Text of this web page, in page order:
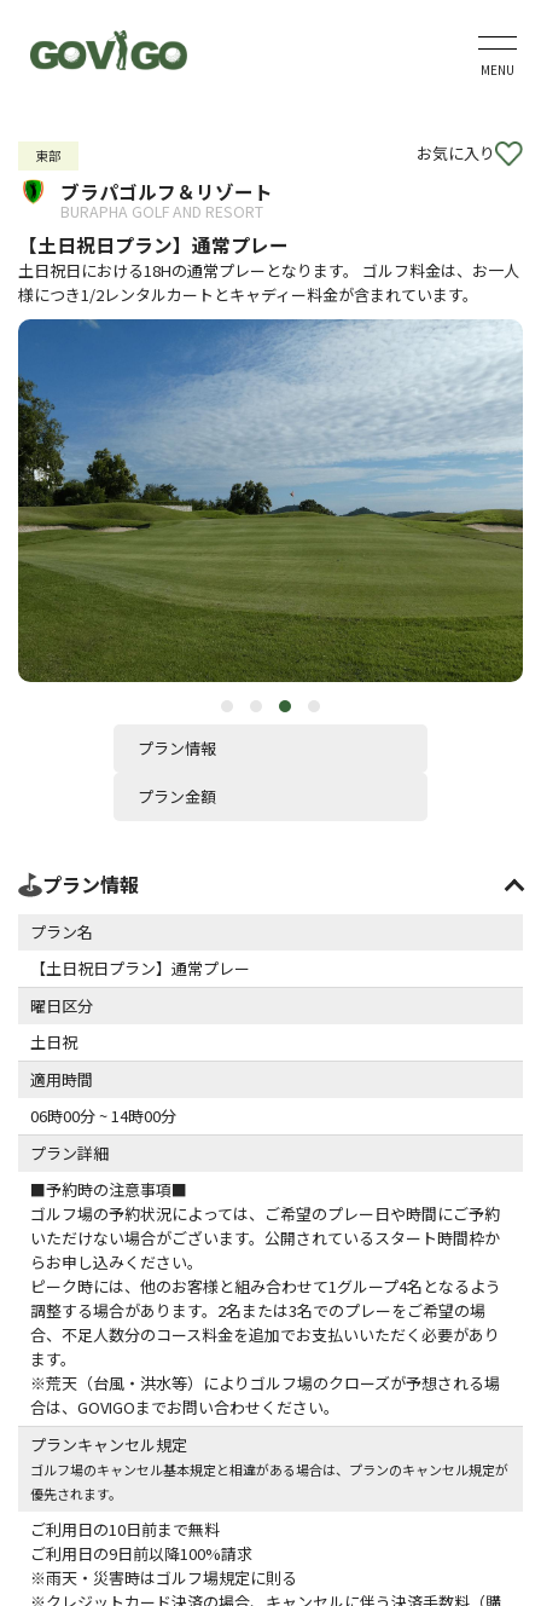
MENU
東部 お気に入り
ブラパゴルフ＆リゾート
BURAPHA GOLF AND RESORT
【土日祝日プラン】通常プレー
土日祝日における18Hの通常プレーとなります。 ゴルフ料金は、お一人
様につき1/2レンタルカートとキャディー料金が含まれています。
プラン情報
プラン金額
プラン情報
プラン名
【土日祝日プラン】通常プレー
曜日区分
土日祝
適用時間
06時00分 ~ 14時00分
プラン詳細
■予約時の注意事項■
ゴルフ場の予約状況によっては、ご希望のプレー日や時間にご予約
いただけない場合がございます。公開されているスタート時間枠か
らお申し込みください。
ピーク時には、他のお客様と組み合わせて1グループ4名となるよう
調整する場合があります。2名または3名でのプレーをご希望の場
合、不足人数分のコース料金を追加でお支払いいただく必要があり
ます。
※荒天（台風・洪水等）によりゴルフ場のクローズが予想される場
合は、GOVIGOまでお問い合わせください。
プランキャンセル規定
ゴルフ場のキャンセル基本規定と相違がある場合は、プランのキャンセル規定が
優先されます。
ご利用日の10日前まで無料
ご利用日の9日前以降100%請求
※雨天・災害時はゴルフ場規定に則る